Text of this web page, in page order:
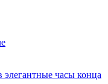
часы конца